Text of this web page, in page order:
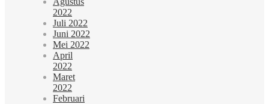
2022
Juli 2022
Juni 2022
Mei 2022
April
2022
Maret
2022
Februari